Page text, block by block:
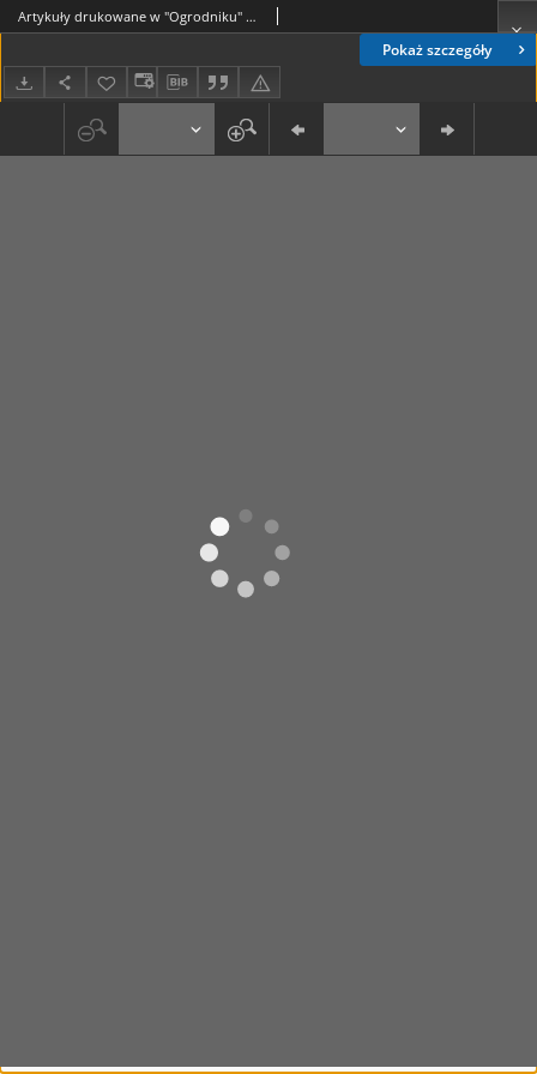
Pokaż szczegóły
Artykuły drukowane w "Ogrodniku" w 1933 r.